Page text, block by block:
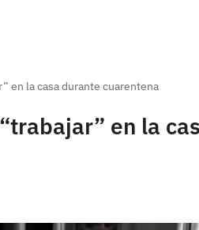
en la casa durante cuarentena
en la